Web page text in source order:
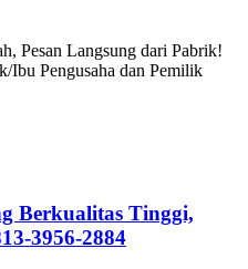
Pesan Langsung dari Pabrik!
Ibu Pengusaha dan Pemilik
Berkualitas Tinggi,
3956-2884